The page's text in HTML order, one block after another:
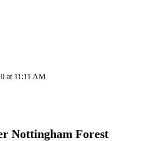
at 11:11 AM
Nottingham Forest